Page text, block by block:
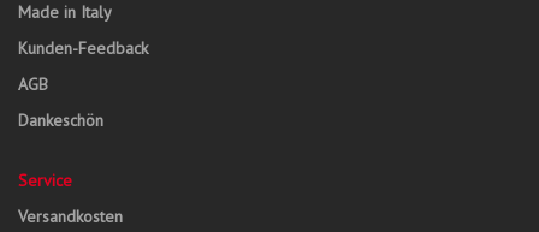
Made in Italy
Kunden-Feedback
AGB
Dankeschön
Service
Versandkosten